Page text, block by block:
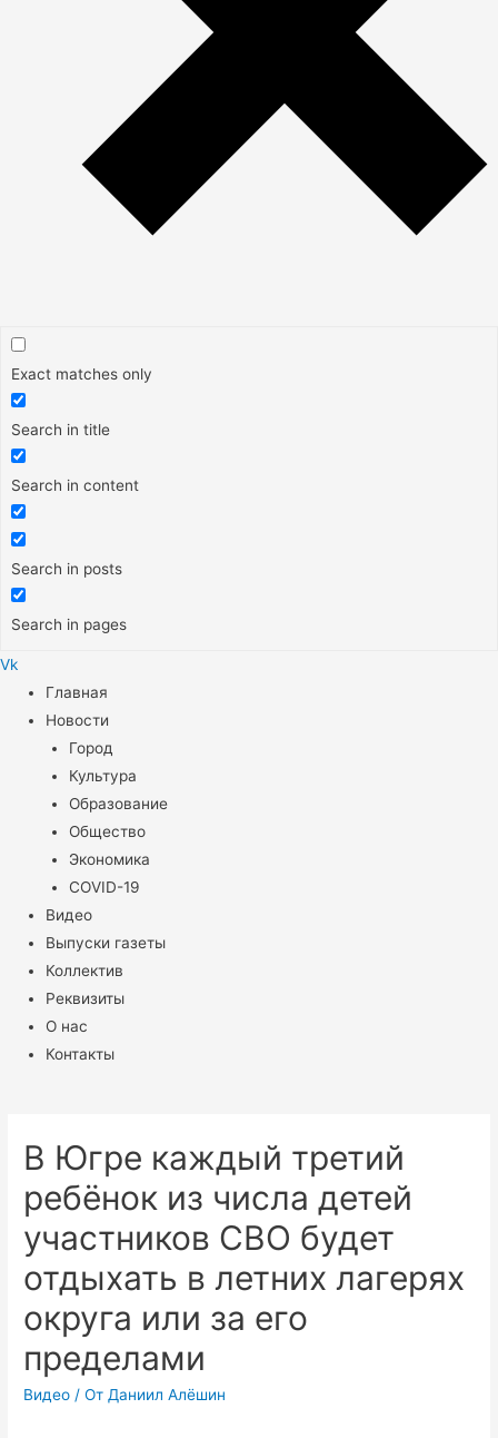
Exact matches only
Search in title
Search in content
Search in posts
Search in pages
Vk
Меню
Главная
Новости
Город
Культура
Образование
Общество
Экономика
COVID-19
Видео
Выпуски газеты
Коллектив
Реквизиты
О нас
Контакты
В Югре каждый третий
ребёнок из числа детей
участников СВО будет
отдыхать в летних лагерях
округа или за его
пределами
Видео / От Даниил Алёшин